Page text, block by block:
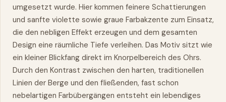
umgesetzt wurde. Hier kommen feinere Schattierungen
und sanfte violette sowie graue Farbakzente zum Einsatz,
die den nebligen Effekt erzeugen und dem gesamten
Design eine räumliche Tiefe verleihen. Das Motiv sitzt wie
ein kleiner Blickfang direkt im Knorpelbereich des Ohrs.
Durch den Kontrast zwischen den harten, traditionellen
Linien der Berge und den fließenden, fast schon
nebelartigen Farbübergängen entsteht ein lebendiges